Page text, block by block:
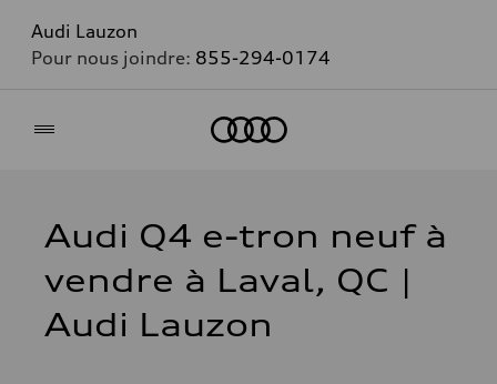
Audi Lauzon
Pour nous joindre: 855-294-0174
Audi Q4 e-tron neuf à
vendre à Laval, QC |
Audi Lauzon